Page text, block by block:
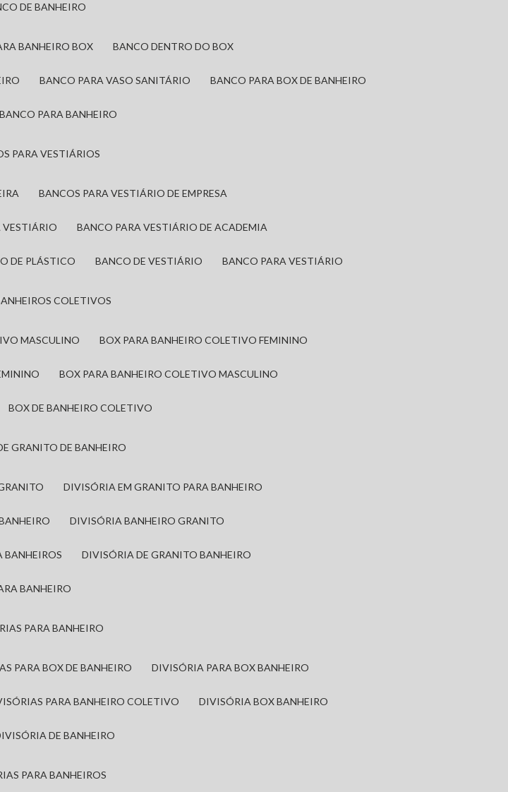
DE BANHEIRO
BANHEIRO BOX BANCO DENTRO DO BOX
BANCO PARA VASO SANITÁRIO BANCO PARA BOX DE BANHEIRO
BANCO PARA BANHEIRO
PARA VESTIÁRIOS
BANCOS PARA VESTIÁRIO DE EMPRESA
VESTIÁRIO BANCO PARA VESTIÁRIO DE ACADEMIA
DE PLÁSTICO BANCO DE VESTIÁRIO BANCO PARA VESTIÁRIO
COLETIVOS
MASCULINO BOX PARA BANHEIRO COLETIVO FEMININO
BOX PARA BANHEIRO COLETIVO MASCULINO
BOX DE BANHEIRO COLETIVO
GRANITO DE BANHEIRO
DIVISÓRIA EM GRANITO PARA BANHEIRO
DIVISÓRIA BANHEIRO GRANITO
BANHEIROS DIVISÓRIA DE GRANITO BANHEIRO
BANHEIRO
PARA BANHEIRO
PARA BOX DE BANHEIRO DIVISÓRIA PARA BOX BANHEIRO
PARA BANHEIRO COLETIVO DIVISÓRIA BOX BANHEIRO
DIVISÓRIA DE BANHEIRO
PARA BANHEIROS